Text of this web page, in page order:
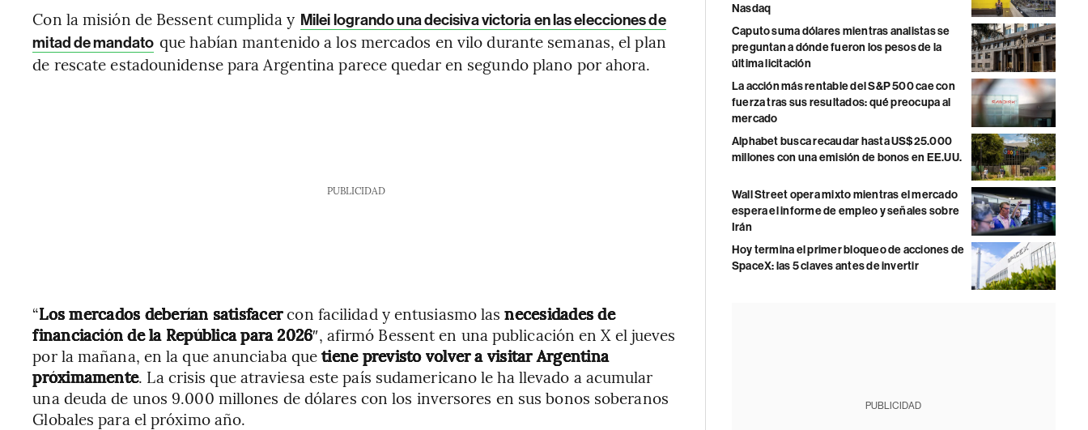
Con la misión de Bessent cumplida y Milei logrando una decisiva victoria en las elecciones de
mitad de mandato que habían mantenido a los mercados en vilo durante semanas, el plan
de rescate estadounidense para Argentina parece quedar en segundo plano por ahora.
PUBLICIDAD
“Los mercados deberían satisfacercon facilidad y entusiasmo lasnecesidades de
financiación de la República para 2026″, afirmó Bessent en una publicación en X el jueves
por la mañana, en la que anunciaba quetiene previsto volver a visitar Argentina
próximamente. La crisis que atraviesa este país sudamericano le ha llevado a acumular
una deuda de unos 9.000 millones de dólares con los inversores en sus bonos soberanos
Globales para el próximo año.
Nasdaq
Caputo suma dólares mientras analistas se
preguntan a dónde fueron los pesos de la
última licitación
La acción más rentable del S&P 500 cae con
fuerza tras sus resultados: qué preocupa al
mercado
Alphabet busca recaudar hasta US$25.000
millones con una emisión de bonos en EE.UU.
Wall Street opera mixto mientras el mercado
espera el informe de empleo y señales sobre
Irán
Hoy termina el primer bloqueo de acciones de
SpaceX: las 5 claves antes de invertir
PUBLICIDAD